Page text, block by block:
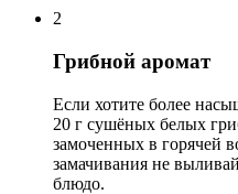
2
Грибной аромат
Если хотите более
20 г сушёных белых
замоченных в горячей
замачивания не
блюдо.